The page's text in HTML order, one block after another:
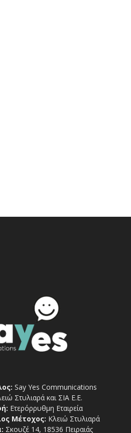
Say Yes Communications
Στυλιαρά και ΣΙΑ Ε.Ε.
Ετερόρρυθμη Εταιρεία
Μέτοχος: Κλειώ Στυλιαρά
Σκουζέ 14, 18536 Πειραιάς